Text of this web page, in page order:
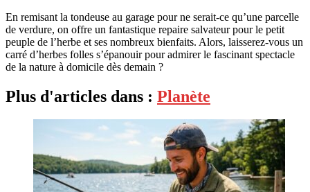
En remisant la tondeuse au garage pour ne serait-ce qu’une parcelle
de verdure, on offre un fantastique repaire salvateur pour le petit
peuple de l’herbe et ses nombreux bienfaits. Alors, laisserez-vous un
carré d’herbes folles s’épanouir pour admirer le fascinant spectacle
de la nature à domicile dès demain ?
Plus d'articles dans : Planète